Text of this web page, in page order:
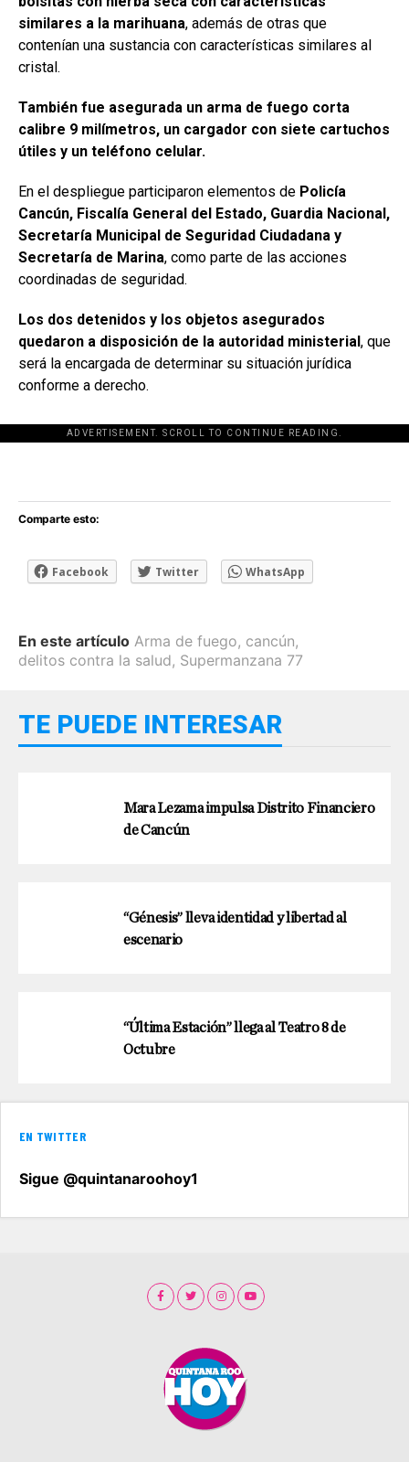
similares a la marihuana, además de otras que
contenían una sustancia con características similares al
cristal.
También fue asegurada un arma de fuego corta
calibre 9 milímetros, un cargador con siete cartuchos
útiles y un teléfono celular.
En el despliegue participaron elementos de Policía
Cancún, Fiscalía General del Estado, Guardia Nacional,
Secretaría Municipal de Seguridad Ciudadana y
Secretaría de Marina, como parte de las acciones
coordinadas de seguridad.
Los dos detenidos y los objetos asegurados
quedaron a disposición de la autoridad ministerial, que
será la encargada de determinar su situación jurídica
conforme a derecho.
ADVERTISEMENT. SCROLL TO CONTINUE READING.
[adsforwp id="243463"]
Comparte esto:
Facebook Twitter WhatsApp
En este artículo Arma de fuego, cancún,
delitos contra la salud, Supermanzana 77
TE PUEDE INTERESAR
Mara Lezama impulsa Distrito Financiero
de Cancún
“Génesis” lleva identidad y libertad al
escenario
“Última Estación” llega al Teatro 8 de
Octubre
EN TWITTER
Sigue @quintanaroohoy1